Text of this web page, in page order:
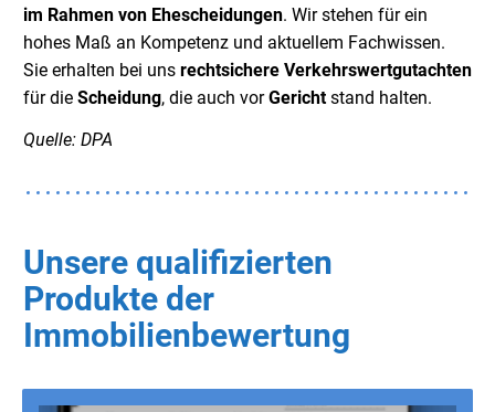
im Rahmen von Ehescheidungen. Wir stehen für ein
hohes Maß an Kompetenz und aktuellem Fachwissen.
Sie erhalten bei uns rechtsichere Verkehrswertgutachten
für die Scheidung, die auch vorGerichtstand halten.
Quelle: DPA
Unsere qualifizierten
Produkte der
Immobilienbewertung